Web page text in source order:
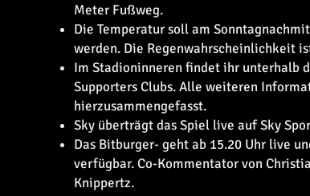
Meter Fußweg.
Die Temperatur soll am
werden. Die Regenwahrscheinlichkeit
Im Stadioninneren findet ihr unterhalb
Supporters Clubs. Alle weiteren
hierzusammengefasst.
Sky überträgt das Spiel live auf Sky
Das Bitburger-geht ab 15.20 Uhr live
verfügbar. Co-Kommentator von
Knippertz.